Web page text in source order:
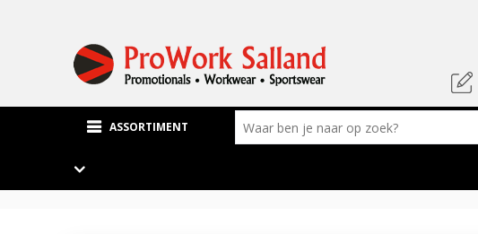
ASSORTIMENT